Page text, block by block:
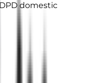
domestic